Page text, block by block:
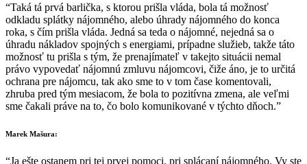
“Taká tá prvá barlička, s ktorou prišla vláda, bola tá možnosť
odkladu splátky nájomného, alebo úhrady nájomného do konca
roka, s čím prišla vláda. Jedná sa teda o nájomné, nejedná sa o
úhradu nákladov spojných s energiami, prípadne služieb, takže táto
možnosť tu prišla s tým, že prenajímateľ v takejto situácii nemal
právo vypovedať nájomnú zmluvu nájomcovi, čiže áno, je to určitá
ochrana pre nájomcu, tak ako sme to v tom čase komentovali,
zhruba pred tým mesiacom, že bola to pozitívna zmena, ale veľmi
sme čakali práve na to, čo bolo komunikované v týchto dňoch.”
Marek Mašura:
“Ja ešte ostanem pri tej prvej pomoci, pri splácaní nájomného. Vy ste